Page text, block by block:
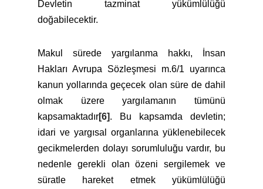
Devletin tazminat yükümlülüğü
doğabilecektir.
Makul sürede yargılanma hakkı, İnsan
Hakları Avrupa Sözleşmesi m.6/1 uyarınca
kanun yollarında geçecek olan süre de dahil
olmak üzere yargılamanın tümünü
kapsamaktadır[6]. Bu kapsamda devletin;
idari ve yargısal organlarına yüklenebilecek
gecikmelerden dolayı sorumluluğu vardır, bu
nedenle gerekli olan özeni sergilemek ve
süratle hareket etmek yükümlülüğü